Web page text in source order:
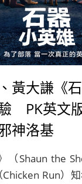
黃大謙《
PK英文
神洛基
（Shaun the
Chicken Run）